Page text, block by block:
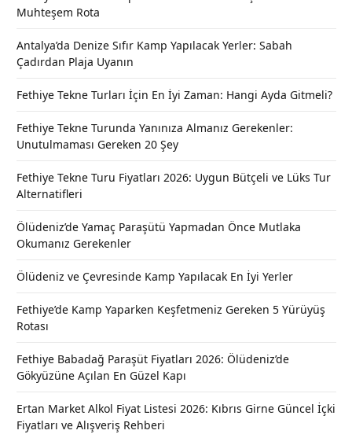
Muhteşem Rota
Antalya’da Denize Sıfır Kamp Yapılacak Yerler: Sabah
Çadırdan Plaja Uyanın
Fethiye Tekne Turları İçin En İyi Zaman: Hangi Ayda Gitmeli?
Fethiye Tekne Turunda Yanınıza Almanız Gerekenler:
Unutulmaması Gereken 20 Şey
Fethiye Tekne Turu Fiyatları 2026: Uygun Bütçeli ve Lüks Tur
Alternatifleri
Ölüdeniz’de Yamaç Paraşütü Yapmadan Önce Mutlaka
Okumanız Gerekenler
Ölüdeniz ve Çevresinde Kamp Yapılacak En İyi Yerler
Fethiye’de Kamp Yaparken Keşfetmeniz Gereken 5 Yürüyüş
Rotası
Fethiye Babadağ Paraşüt Fiyatları 2026: Ölüdeniz’de
Gökyüzüne Açılan En Güzel Kapı
Ertan Market Alkol Fiyat Listesi 2026: Kıbrıs Girne Güncel İçki
Fiyatları ve Alışveriş Rehberi